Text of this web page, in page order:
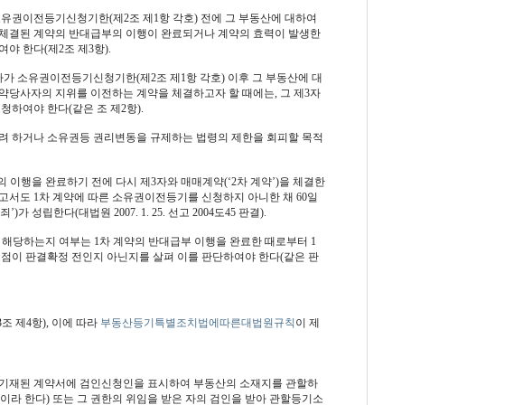
권이전등기신청기한(제2조 제1항 각호) 전에 그 부동산에 대하여
된 계약의 반대급부의 이행이 완료되거나 계약의 효력이 발생한
야 한다(제2조 제3항).
소유권이전등기신청기한(제2조 제1항 각호) 이후 그 부동산에 대
사자의 지위를 이전하는 계약을 체결하고자 할 때에는, 그 제3자
하여야 한다(같은 조 제2항).
하거나 소유권등 권리변동을 규제하는 법령의 제한을 회피할 목적
행을 완료하기 전에 다시 제3자와 매매계약(‘2차 계약’)을 체결한
도 1차 계약에 따른 소유권이전등기를 신청하지 아니한 채 60일
가 성립한다(대법원 2007. 1. 25. 선고 2004도45 판결).
당하는지 여부는 1차 계약의 반대급부 이행을 완료한 때로부터 1
이 판결확정 전인지 아닌지를 살펴 이를 판단하여야 한다(같은 판
제4항), 이에 따라 부동산등기특별조치법에따른대법원규칙 이 제
된 계약서에 검인신청인을 표시하여 부동산의 소재지를 관할하
라 한다) 또는 그 권한의 위임을 받은 자의 검인을 받아 관할등기소